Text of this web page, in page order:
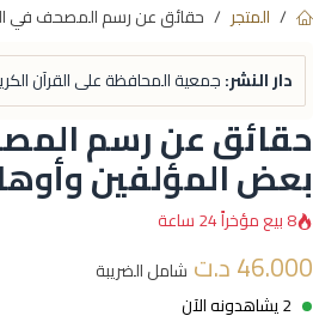
المتجر حقائق عن رسم المصحف في
دار النشر:جمعية المحافظة على القرآن
حقائق عن رسم
بعض المؤلفين
8 بيع مؤخراً 24 ساعة
46.000د.ت شامل الضريبة
2 يشاهدونه الآن